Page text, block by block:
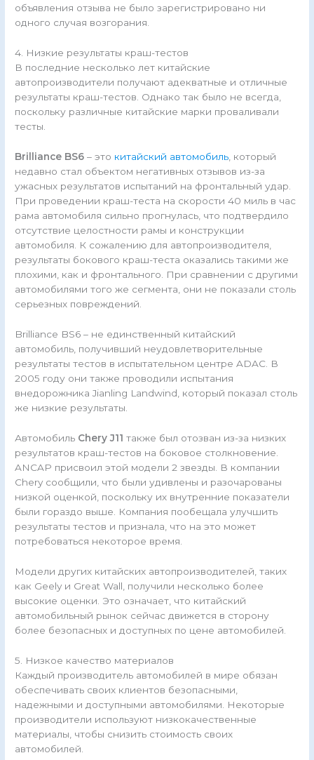
объявления отзыва не было зарегистрировано ни
одного случая возгорания.
4. Низкие результаты краш-тестов
В последние несколько лет китайские
автопроизводители получают адекватные и отличные
результаты краш-тестов. Однако так было не всегда,
поскольку различные китайские марки проваливали
тесты.
Brilliance BS6 – это китайский автомобиль , который
недавно стал объектом негативных отзывов из-за
ужасных результатов испытаний на фронтальный удар.
При проведении краш-теста на скорости 40 миль в час
рама автомобиля сильно прогнулась, что подтвердило
отсутствие целостности рамы и конструкции
автомобиля. К сожалению для автопроизводителя,
результаты бокового краш-теста оказались такими же
плохими, как и фронтального. При сравнении с другими
автомобилями того же сегмента, они не показали столь
серьезных повреждений.
Brilliance BS6 – не единственный китайский
автомобиль, получивший неудовлетворительные
результаты тестов в испытательном центре ADAC. В
2005 году они также проводили испытания
внедорожника Jianling Landwind, который показал столь
же низкие результаты.
Автомобиль Chery J11 также был отозван из-за низких
результатов краш-тестов на боковое столкновение.
ANCAP присвоил этой модели 2 звезды. В компании
Chery сообщили, что были удивлены и разочарованы
низкой оценкой, поскольку их внутренние показатели
были гораздо выше. Компания пообещала улучшить
результаты тестов и признала, что на это может
потребоваться некоторое время.
Модели других китайских автопроизводителей, таких
как Geely и Great Wall, получили несколько более
высокие оценки. Это означает, что китайский
автомобильный рынок сейчас движется в сторону
более безопасных и доступных по цене автомобилей.
5. Низкое качество материалов
Каждый производитель автомобилей в мире обязан
обеспечивать своих клиентов безопасными,
надежными и доступными автомобилями. Некоторые
производители используют низкокачественные
материалы, чтобы снизить стоимость своих
автомобилей.